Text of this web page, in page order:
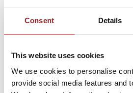
Consent Details
This website uses cookies
We use cookies to personalise
provide social media features and
Wie die Stimme im Job helfen
in diesem Artikel hilfreiche Tipps,
Stimme im Job wirksam einsetzen
jemand spricht, hören wir zunächst